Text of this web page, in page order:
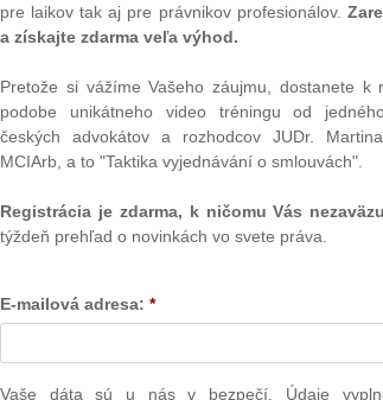
a reštrukturalizácii
septembri 2011 novelu zákona o
dňa 1. januára 2012. Účinnosť
sa pojmových znakov predĺženia, povinnosti
a zodpovednosti za porušenie povinnosti
( Ružička Csekes )
obstarávaní
najzásadnejšiu zmenu od svojho prijatia v
1. júla tohto roku, je výsledkom viac
pre laikov tak aj pre právnikov profesionálov.
a získajte zdarma veľa výhod.
Pretože si vážíme Vašeho záujmu, dostanete k
podobe unikátneho video tréningu od
českých advokátov a rozhodcov JUDr.
MCIArb, a to "Taktika vyjednávání o smlouvách".
Registrácia je zdarma, k ničomu Vás
týždeň prehľad o novinkách vo svete práva.
E-mailová adresa: *
Vaše dáta sú u nás v bezpečí. Údaje